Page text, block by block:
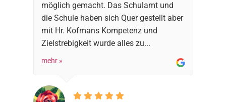
möglich gemacht. Das Schulamt und
die Schule haben sich Quer gestellt aber
mit Hr. Kofmans Kompetenz und
Zielstrebigkeit wurde alles zu...
mehr »